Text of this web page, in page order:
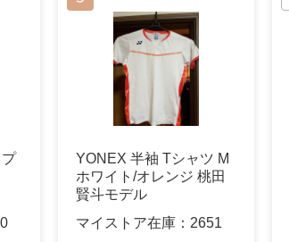
YONEX 半袖 Tシャツ M
ホワイト/オレンジ 桃田
賢斗モデル
マイストア在庫： 2651